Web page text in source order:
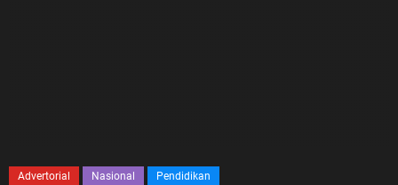
Advertorial Nasional Pendidikan